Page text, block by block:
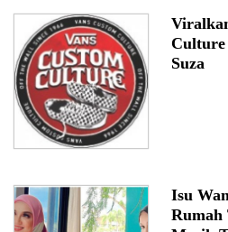
Culture
Suza
Isu
Rumah